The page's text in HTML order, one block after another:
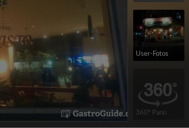
User-Fotos
360° Pano